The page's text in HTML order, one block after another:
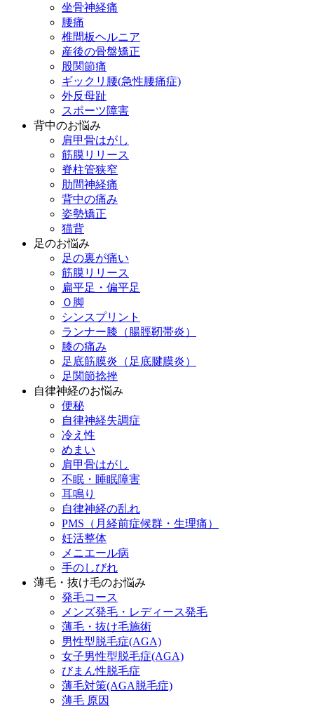
坐骨神経痛
腰痛
椎間板ヘルニア
産後の骨盤矯正
股関節痛
ギックリ腰(急性腰痛症)
外反母趾
スポーツ障害
背中のお悩み
肩甲骨はがし
筋膜リリース
脊柱管狭窄
肋間神経痛
背中の痛み
姿勢矯正
猫背
足のお悩み
足の裏が痛い
筋膜リリース
扁平足・偏平足
Ｏ脚
シンスプリント
ランナー膝（腸脛靭帯炎）
膝の痛み
足底筋膜炎（足底腱膜炎）
足関節捻挫
自律神経のお悩み
便秘
自律神経失調症
冷え性
めまい
肩甲骨はがし
不眠・睡眠障害
耳鳴り
自律神経の乱れ
PMS（月経前症候群・生理痛）
妊活整体
メニエール病
手のしびれ
薄毛・抜け毛のお悩み
発毛コース
メンズ発毛・レディース発毛
薄毛・抜け毛施術
男性型脱毛症(AGA)
女子男性型脱毛症(AGA)
びまん性脱毛症
薄毛対策(AGA脱毛症)
薄毛 原因